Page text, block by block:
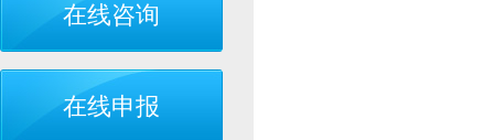
在线咨询
在线申报